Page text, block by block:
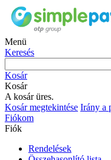
Menü
Keresés
Kosár
Kosár
A kosár üres.
Kosár megtekintése Irány a
Fiókom
Fiók
Rendelések